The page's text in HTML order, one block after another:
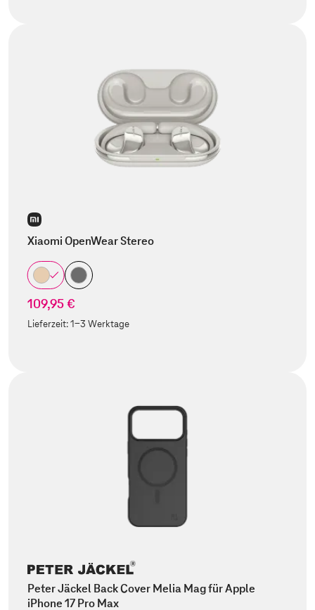
Xiaomi OpenWear Stereo
109,95 €
Lieferzeit:1-3 Werktage
Peter Jäckel Back Cover Melia Mag für Apple
iPhone 17 Pro Max